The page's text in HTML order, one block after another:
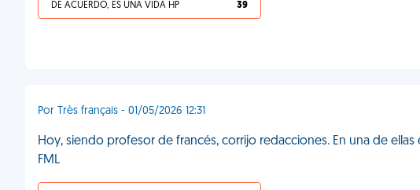
DE ACUERDO, ES UNA VIDA HP 39
Por Très français - 01/05/2026 12:31
Hoy, siendo profesor de francés, corrijo redacciones. En una de
FML